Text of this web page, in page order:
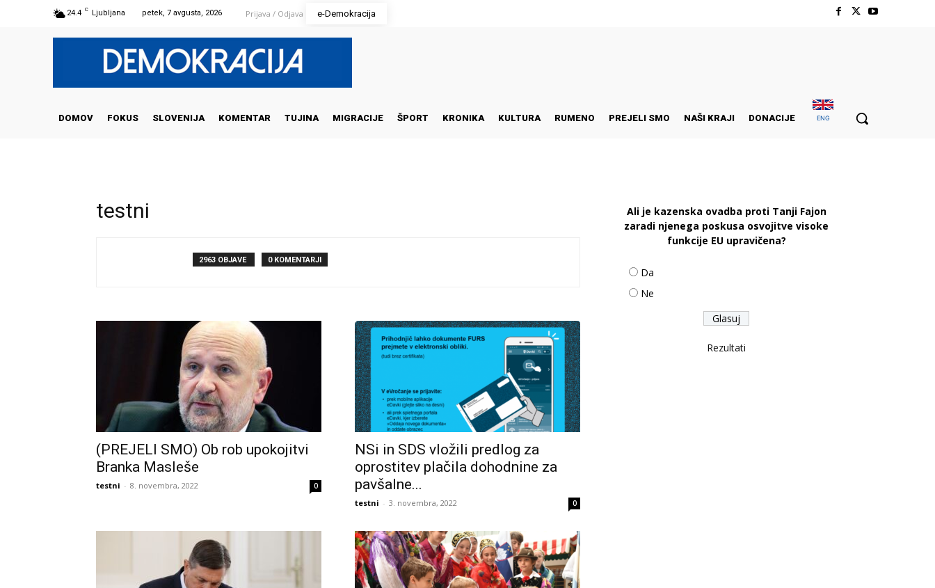
24.4 C Ljubljana petek, 7 avgusta, 2026 Prijava / Odjava e-Demokracija
DOMOV FOKUS SLOVENIJA KOMENTAR TUJINA MIGRACIJE ŠPORT KRONIKA KULTURA RUMENO PREJELI SMO NAŠI KRAJI DONACIJE ENG
testni
2963 OBJAVE 0 KOMENTARJI
(PREJELI SMO) Ob rob upokojitvi
Branka Masleše
testni - 8. novembra, 2022 0
NSi in SDS vložili predlog za
oprostitev plačila dohodnine za
pavšalne...
testni - 3. novembra, 2022 0
Ali je kazenska ovadba proti Tanji Fajon
zaradi njenega poskusa osvojitve visoke
funkcije EU upravičena?
Da
Ne
Rezultati